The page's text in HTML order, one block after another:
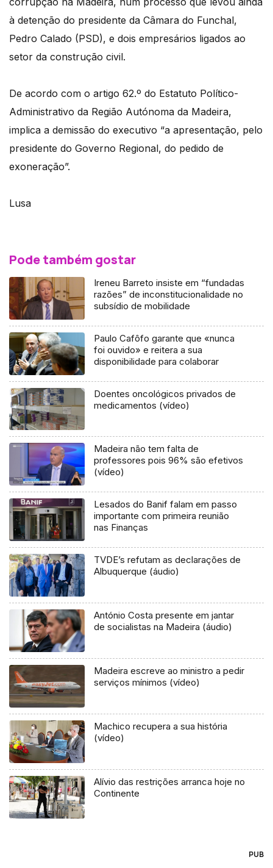
à detenção do presidente da Câmara do Funchal,
Pedro Calado (PSD), e dois empresários ligados ao
setor da construção civil.
De acordo com o artigo 62.º do Estatuto Político-
Administrativo da Região Autónoma da Madeira,
implica a demissão do executivo “a apresentação, pelo
presidente do Governo Regional, do pedido de
exoneração”.
Lusa
Pode também gostar
Ireneu Barreto insiste em “fundadas
razões” de inconstitucionalidade no
subsídio de mobilidade
Paulo Cafôfo garante que «nunca
foi ouvido» e reitera a sua
disponibilidade para colaborar
Doentes oncológicos privados de
medicamentos (vídeo)
Madeira não tem falta de
professores pois 96% são efetivos
(vídeo)
Lesados do Banif falam em passo
importante com primeira reunião
nas Finanças
TVDE’s refutam as declarações de
Albuquerque (áudio)
António Costa presente em jantar
de socialistas na Madeira (áudio)
Madeira escreve ao ministro a pedir
serviços mínimos (vídeo)
Machico recupera a sua história
(vídeo)
Alívio das restrições arranca hoje no
Continente
PUB